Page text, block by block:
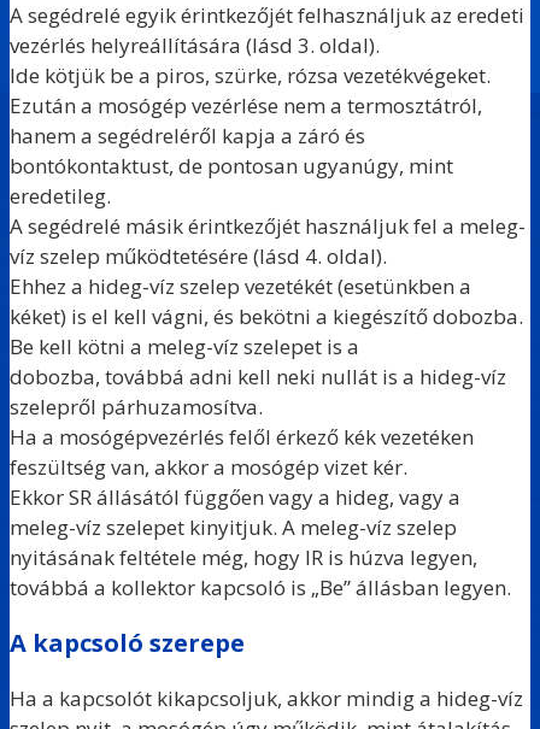
A segédrelé egyik érintkezőjét felhasználjuk az eredeti
vezérlés helyreállítására (lásd 3. oldal).
Ide kötjük be a piros, szürke, rózsa vezetékvégeket.
Ezután a mosógép vezérlése nem a termosztátról,
hanem a segédreléről kapja a záró és
bontókontaktust, de pontosan ugyanúgy, mint
eredetileg.
A segédrelé másik érintkezőjét használjuk fel a meleg-
víz szelep működtetésére (lásd 4. oldal).
Ehhez a hideg-víz szelep vezetékét (esetünkben a
kéket) is el kell vágni, és bekötni a kiegészítő dobozba.
Be kell kötni a meleg-víz szelepet is a
dobozba, továbbá adni kell neki nullát is a hideg-víz
szelepről párhuzamosítva.
Ha a mosógépvezérlés felől érkező kék vezetéken
feszültség van, akkor a mosógép vizet kér.
Ekkor SR állásától függően vagy a hideg, vagy a
meleg-víz szelepet kinyitjuk. A meleg-víz szelep
nyitásának feltétele még, hogy IR is húzva legyen,
továbbá a kollektor kapcsoló is „Be” állásban legyen.
A kapcsoló szerepe
Ha a kapcsolót kikapcsoljuk, akkor mindig a hideg-víz